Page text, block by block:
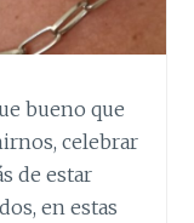
bueno que
celebrar
de estar
en estas